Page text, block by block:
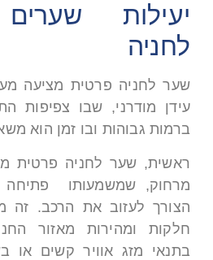
יעילות
לחניה
שער לחניה פרטית מציעה
עידן מודרני, שבו צפיפות
ברמות גבוהות ובו זמן הוא
ראשית, שער לחניה פרטית
מרחוק, שמשמעותו פתיחה
הצורך לעזוב את הרכב. זה
חלקות ומהירות מאזור
בתנאי מזג אוויר קשים או